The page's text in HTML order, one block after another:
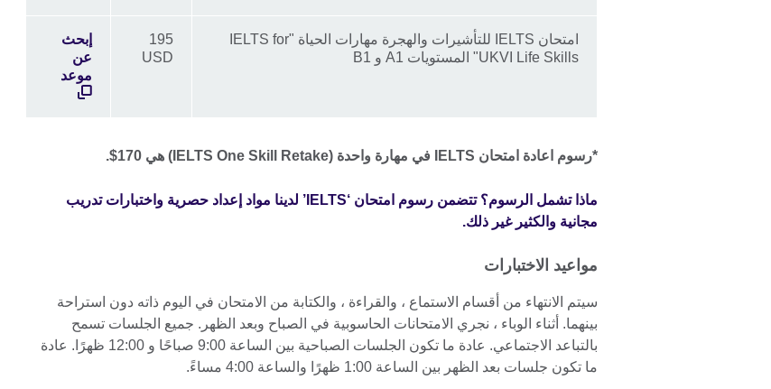
امتحان IELTS للتأشيرات والهجرة مهارات الحياة "IELTS for
UKVI Life Skills" المستويات A1 و B1
195
USD
إبحث
عن
موعد
*رسوم اعادة امتحان IELTS في مهارة واحدة (IELTS One Skill Retake) هي 170$.
ماذا تشمل الرسوم؟ تتضمن رسوم امتحان ‘IELTS’ لدينا مواد إعداد حصرية واختبارات تدريب
مجانية والكثير غير ذلك.
مواعيد الاختبارات
سيتم الانتهاء من أقسام الاستماع ، والقراءة ، والكتابة من الامتحان في اليوم ذاته دون استراحة
بينهما. أثناء الوباء ، نجري الامتحانات الحاسوبية في الصباح وبعد الظهر. جميع الجلسات تسمح
بالتباعد الاجتماعي. عادة ما تكون الجلسات الصباحية بين الساعة 9:00 صباحًا و 12:00 ظهرًا. عادة
ما تكون جلسات بعد الظهر بين الساعة 1:00 ظهرًا والساعة 4:00 مساءً.